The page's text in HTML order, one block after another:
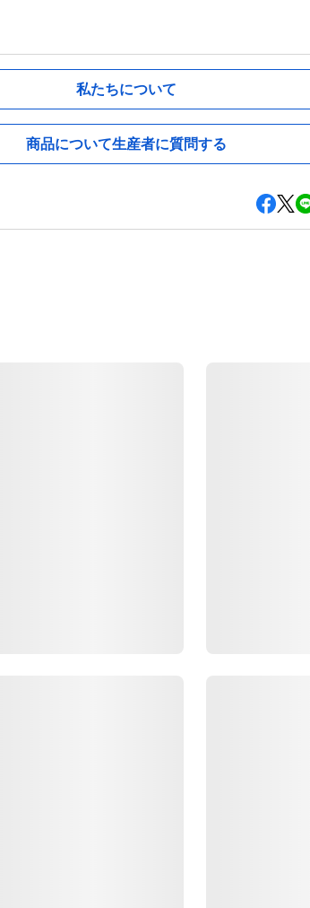
私たちについて
商品について生産者に質問する